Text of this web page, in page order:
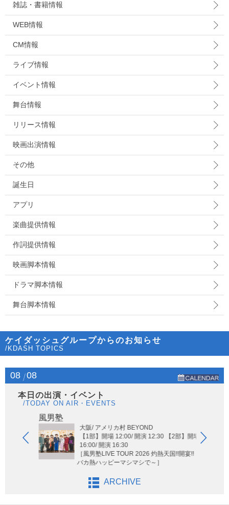
雑誌・書籍情報
WEB情報
CM情報
ライブ情報
イベント情報
舞台情報
リリース情報
映画出演情報
その他
誕生日
アプリ
楽曲提供情報
作詞提供情報
映画脚本情報
ドラマ脚本情報
舞台脚本情報
ケイダッシュグループからのお知らせ
/KDASH TOPICS
08 08
本日の出演・イベント
/TODAY ON AIR・EVENTS
風男塾
大阪/ アメリカ村 BEYOND
【1部】開場 12:00/ 開演 12:30 【2部】開場
16:00/ 開演 16:30
［風男塾LIVE TOUR 2026 灼熱天国!!開宴!! ～
バカ熱ハッピーマシマシで～］
ARCHIVE